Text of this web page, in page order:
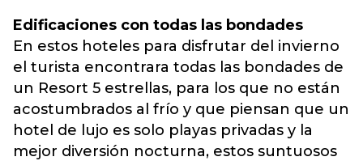
Edificaciones con todas las bondades
En estos hoteles para disfrutar del invierno
el turista encontrara todas las bondades de
un Resort 5 estrellas, para los que no están
acostumbrados al frío y que piensan que un
hotel de lujo es solo playas privadas y la
mejor diversión nocturna, estos suntuosos